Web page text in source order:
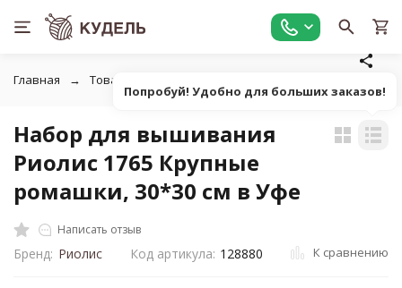
Главная Товары для вышивания
Набор для вышивания
Риолис 1765 Крупные
ромашки, 30*30 см в Уфе
Написать отзыв
Бренд: Риолис Код артикула: 128880 К сравнению
Попробуй! Удобно для больших заказов!